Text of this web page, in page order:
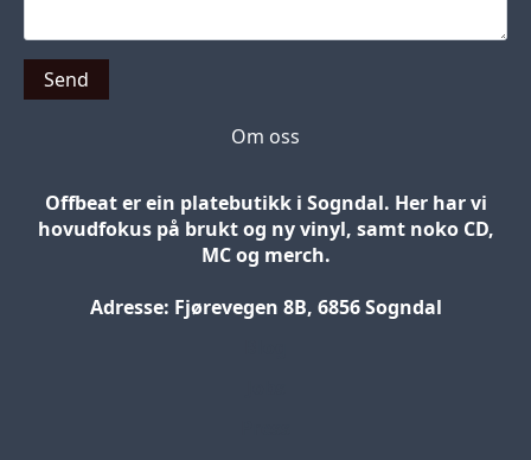
Send
Om oss
Offbeat er ein platebutikk i Sogndal. Her har vi
hovudfokus på brukt og ny vinyl, samt noko CD,
MC og merch.
Adresse: Fjørevegen 8B, 6856 Sogndal